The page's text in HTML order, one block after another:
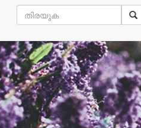
കൂടുതൽ വായിക്കൂ